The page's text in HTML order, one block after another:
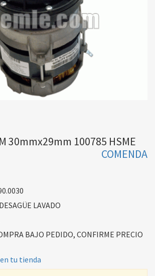
30mmx29mm 100785 HSME
COMENDA
LAVADO
BAJO PEDIDO, CONFIRME PRECIO
tu tienda